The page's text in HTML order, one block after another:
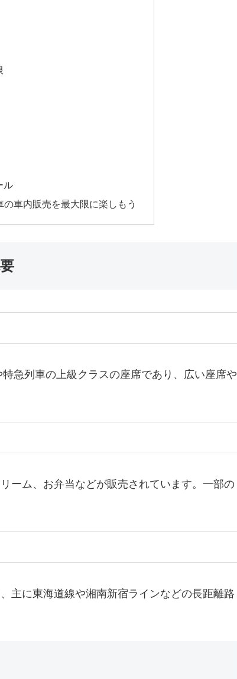
ル
車内販売を最大限に楽しもう
急列車の上級クラスの座席であり、広い座席や
ーム、お弁当などが販売されています。一部の
主に東海道線や湘南新宿ラインなどの長距離路